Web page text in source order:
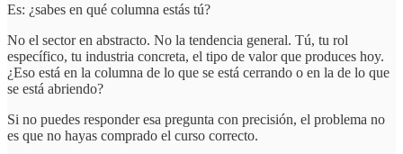
Es: ¿sabes en qué columna estás tú?
No el sector en abstracto. No la tendencia general. Tú, tu rol
específico, tu industria concreta, el tipo de valor que produces hoy.
¿Eso está en la columna de lo que se está cerrando o en la de lo que
se está abriendo?
Si no puedes responder esa pregunta con precisión, el problema no
es que no hayas comprado el curso correcto.